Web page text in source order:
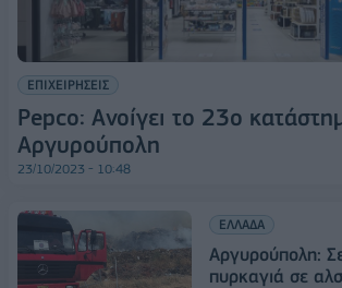
ΕΠΙΧΕΙΡΗΣΕΙΣ
Pepco: Ανοίγει το 23ο
Αργυρούπολη
23/10/2023 - 10:48
ΕΛΛΑΔΑ
Αργυρούπολη:
πυρκαγιά σε